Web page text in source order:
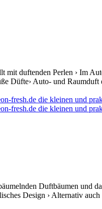
duftenden Perlen › Im
Düfte› Auto- und
Duftbäumen und
Design › Alternativ